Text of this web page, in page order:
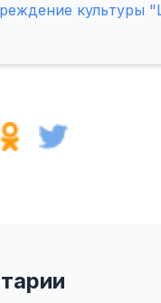
культуры